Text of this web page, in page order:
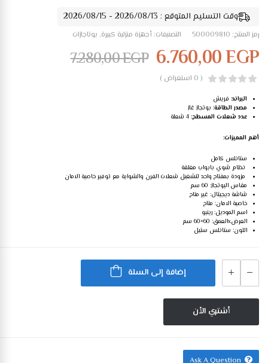
وقت التسليم المتوقع : 2026/08/13 - 2026/08/15
رمز المنتج: 500009810 التصنيفات: أجهزة منزلية كبيرة, بوتاجازات
6.760,00EGP
7.280,00EGP
( 0 استعراض )
البراند: فريش
مصدر الطاقة: بوتجاز غاز
عدد شعلات المسطح:
أهم المميزات:
ستانلس كامل
نظام شوي بابواب مغلقة
مزودة بمفتاح واحد لتشغيل شعلات الفرن والشواية مع توفير خاصية الامان
مقاس البوتجاز: 60 سم
شاشة ديجيتال: غير متاح
خاصية الامان: متاح
اسم الموديل: رينبو
العرضxالعمق: 60×60 سم
اللون: ستانلس ستيل
إضافة إلى السلة
أشتري الأن